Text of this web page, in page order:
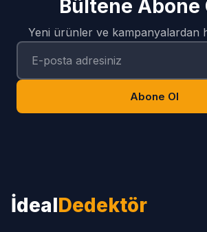
Bültene Abone
Yeni ürünler ve kampanyalardan
Abone Ol
İdealDedektör